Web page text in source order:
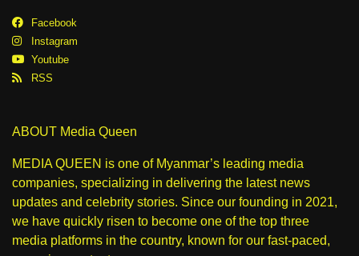
Facebook
Instagram
Youtube
RSS
ABOUT Media Queen
MEDIA QUEEN is one of Myanmar’s leading media
companies, specializing in delivering the latest news
updates and celebrity stories. Since our founding in 2021,
we have quickly risen to become one of the top three
media platforms in the country, known for our fast-paced,